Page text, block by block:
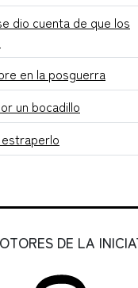
dio cuenta de que los
en la posguerra
un bocadillo
DE LA